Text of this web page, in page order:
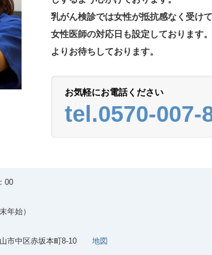
乳がん検診では女性が抵抗感なく受け
女性医師の対応日も設定しております
よりお待ちしております。
お気軽にお電話ください
tel.0570-007-
00
年始）
市中区赤坂本町8-10 地図